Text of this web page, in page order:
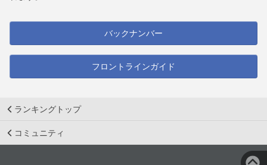
バックナンバー
フロントラインガイド
ランキングトップ
コミュニティ